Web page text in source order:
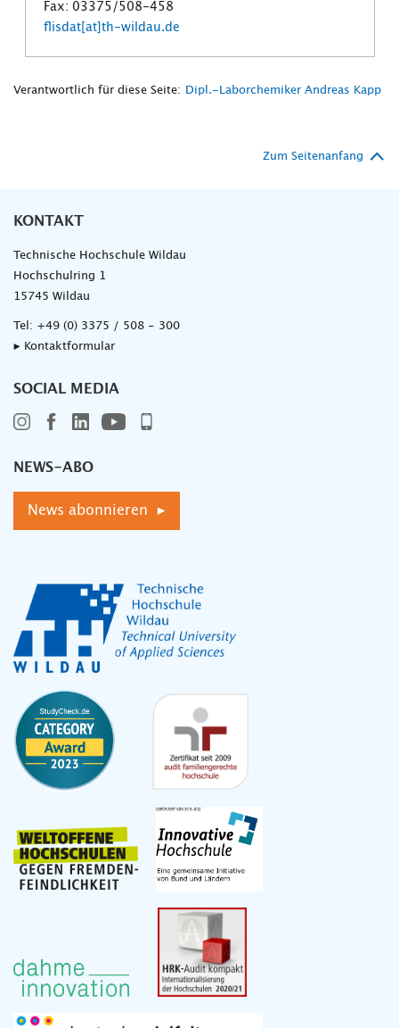
Fax: 03375/508-458
flisdat[at]th-wildau.de
Verantwortlich für diese Seite: Dipl.-Laborchemiker Andreas Kapp
Zum Seitenanfang
KONTAKT
Technische Hochschule Wildau
Hochschulring 1
15745 Wildau
Tel: +49 (0) 3375 / 508 - 300
▸ Kontaktformular
SOCIAL MEDIA
NEWS-ABO
News abonnieren ▸